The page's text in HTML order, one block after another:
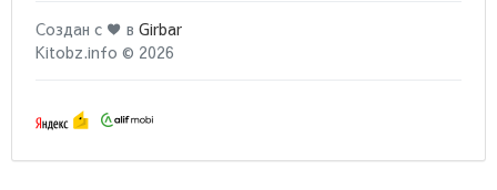
Создан с ♥ в Girbar
Kitobz.info © 2026